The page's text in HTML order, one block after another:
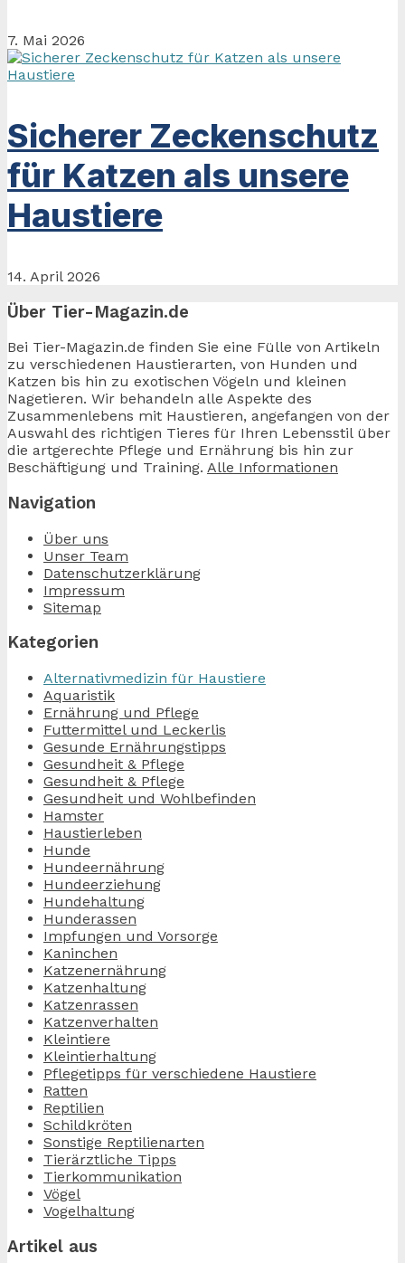
7. Mai 2026
Sicherer Zeckenschutz
für Katzen als unsere
Haustiere
14. April 2026
Über Tier-Magazin.de
Bei Tier-Magazin.de finden Sie eine Fülle von Artikeln
zu verschiedenen Haustierarten, von Hunden und
Katzen bis hin zu exotischen Vögeln und kleinen
Nagetieren. Wir behandeln alle Aspekte des
Zusammenlebens mit Haustieren, angefangen von der
Auswahl des richtigen Tieres für Ihren Lebensstil über
die artgerechte Pflege und Ernährung bis hin zur
Beschäftigung und Training. Alle Informationen
Navigation
Über uns
Unser Team
Datenschutzerklärung
Impressum
Sitemap
Kategorien
Alternativmedizin für Haustiere
Aquaristik
Ernährung und Pflege
Futtermittel und Leckerlis
Gesunde Ernährungstipps
Gesundheit & Pflege
Gesundheit & Pflege
Gesundheit und Wohlbefinden
Hamster
Haustierleben
Hunde
Hundeernährung
Hundeerziehung
Hundehaltung
Hunderassen
Impfungen und Vorsorge
Kaninchen
Katzenernährung
Katzenhaltung
Katzenrassen
Katzenverhalten
Kleintiere
Kleintierhaltung
Pflegetipps für verschiedene Haustiere
Ratten
Reptilien
Schildkröten
Sonstige Reptilienarten
Tierärztliche Tipps
Tierkommunikation
Vögel
Vogelhaltung
Artikel aus